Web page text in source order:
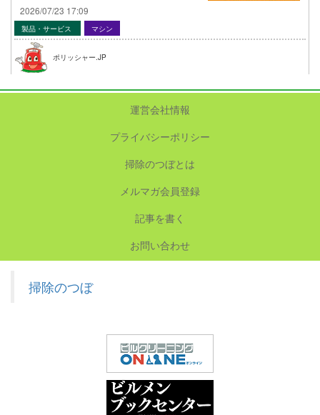
2026/07/23 17:09
製品・サービス マシン
ポリッシャー.JP
運営会社情報
プライバシーポリシー
掃除のつぼとは
メルマガ会員登録
記事を書く
お問い合わせ
掃除のつぼ